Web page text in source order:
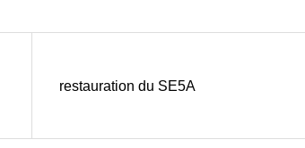
restauration du SE5A